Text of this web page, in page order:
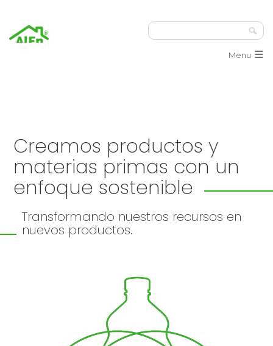
Menu ≡
Creamos productos y
materias primas con un
enfoque sostenible
Transformando nuestros recursos en
nuevos productos.